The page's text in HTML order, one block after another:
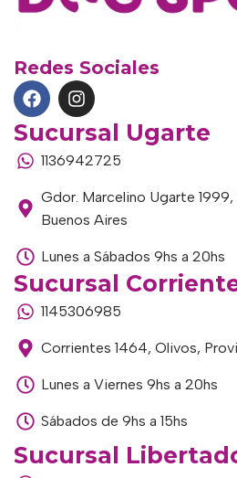
Redes Sociales
Sucursal Ugarte
1136942725
Gdor. Marcelino Ugarte
Buenos Aires
Lunes a Sábados 9hs a 20hs
Sucursal
1145306985
Corrientes 1464, Olivos,
Lunes a Viernes 9hs a 20hs
Sábados de 9hs a 15hs
Sucursal